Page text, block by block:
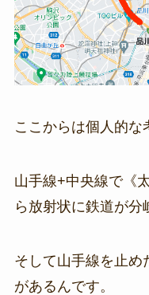
ここからは個人的な
山手線+中央線で《
ら放射状に鉄道が分
そして山手線を止め
があるんです。